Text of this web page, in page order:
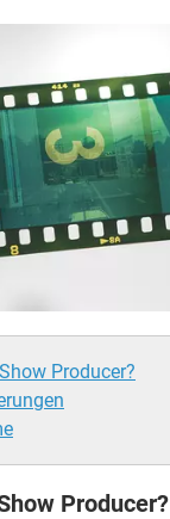
Producer?
Producer?